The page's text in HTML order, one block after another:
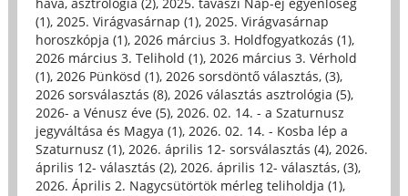
hava, asztrológia (2), 2025. tavaszi Nap-éj egyenlőség
(1), 2025. Virágvasárnap (1), 2025. Virágvasárnap
horoszkópja (1), 2026 március 3. Holdfogyatkozás (1),
2026 március 3. Telihold (1), 2026 március 3. Vérhold
(1), 2026 Pünkösd (1), 2026 sorsdöntő választás, (3),
2026 sorsválasztás (8), 2026 választás asztrológia (5),
2026- a Vénusz éve (5), 2026. 02. 14. - a Szaturnusz
jegyváltása és Magya (1), 2026. 02. 14. - Kosba lép a
Szaturnusz (1), 2026. április 12- sorsválasztás (4), 2026.
április 12- választás (2), 2026. április 12- választás, (3),
2026. Április 2. Nagycsütörtök mérleg teliholdja (1),